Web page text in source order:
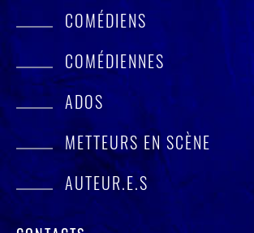
COMÉDIENS
COMÉDIENNES
ADOS
METTEURS EN SCÈNE
AUTEUR.E.S